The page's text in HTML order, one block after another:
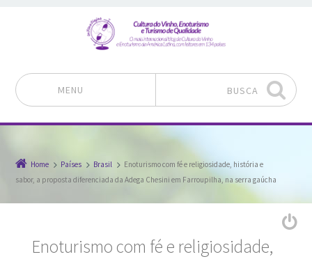
MENU BUSCA
Home Países Brasil
Enoturismo com fé e religiosidade, história e
sabor, a proposta diferenciada da Adega Chesini em Farroupilha, na serra gaúcha
Enoturismo com fé e religiosidade,